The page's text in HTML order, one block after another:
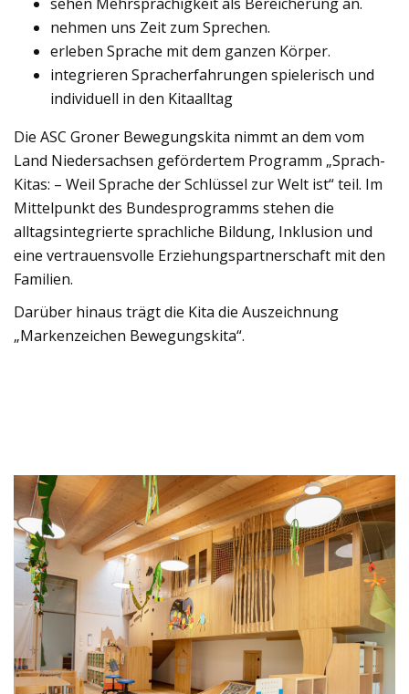
nehmen uns Zeit zum Sprechen.
erleben Sprache mit dem ganzen Körper.
integrieren Spracherfahrungen spielerisch und
individuell in den Kitaalltag
Die ASC Groner Bewegungskita nimmt an dem vom
Land Niedersachsen gefördertem Programm „Sprach-
Kitas: – Weil Sprache der Schlüssel zur Welt ist“ teil. Im
Mittelpunkt des Bundesprogramms stehen die
alltagsintegrierte sprachliche Bildung, Inklusion und
eine vertrauensvolle Erziehungspartnerschaft mit den
Familien.
Darüber hinaus trägt die Kita die Auszeichnung
„Markenzeichen Bewegungskita“.